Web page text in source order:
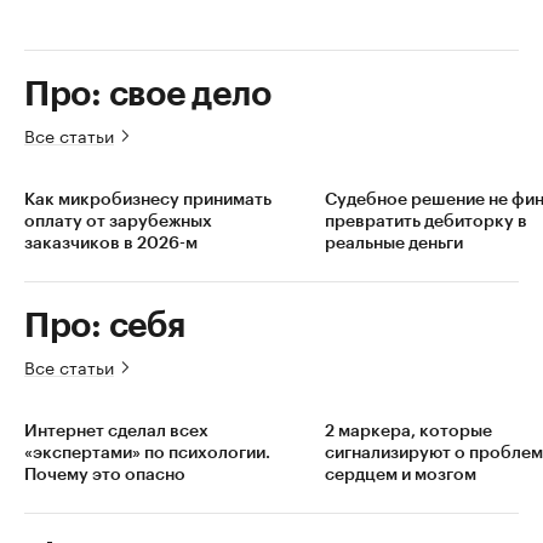
Про: свое дело
Все статьи
Как микробизнесу принимать
оплату от зарубежных
заказчиков в 2026-м
Судебное решение не
превратить дебиторку в
реальные деньги
Про: себя
Все статьи
Интернет сделал всех
«экспертами» по психологии.
Почему это опасно
2 маркера, которые
сигнализируют о
сердцем и мозгом